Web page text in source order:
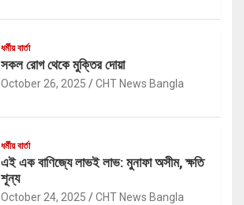
ধর্মীয় বার্তা
সকল রোগ থেকে মুক্তির দোয়া
October 26, 2025 CHT News Bangla
ধর্মীয় বার্তা
এই এক বাণিজ্যে লাভই লাভ: মুনাফা অসীম, ক্ষতি
শূন্য
October 24, 2025 CHT News Bangla